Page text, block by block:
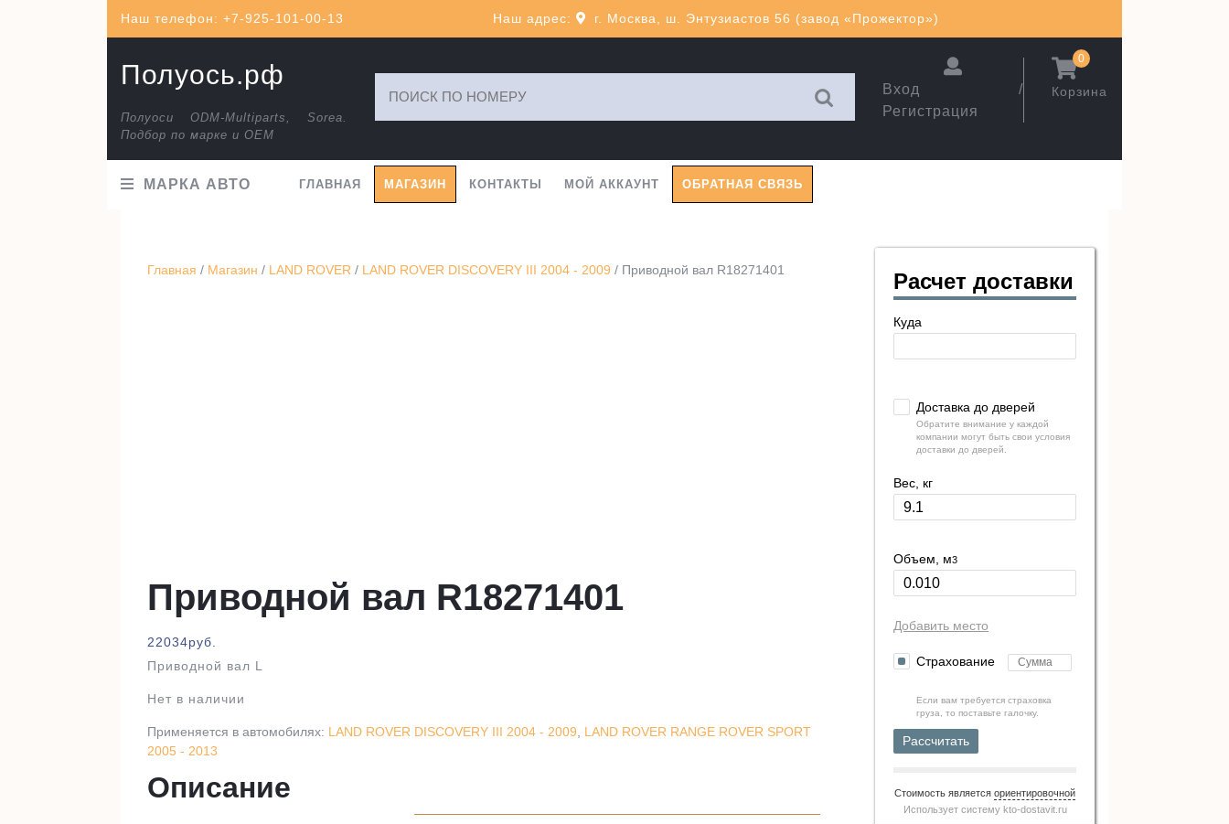
Наш телефон: +7-925-101-00-13 Наш адрес: г. Москва, ш. Энтузиастов 56 (завод «Прожектор»)
Полуось.рф
Полуоси ODM-Multiparts, Sorea.
Подбор по марке и ОЕМ
Вход /
Регистрация
Корзина
0
МАРКА АВТО ГЛАВНАЯ МАГАЗИН КОНТАКТЫ МОЙ АККАУНТ ОБРАТНАЯ СВЯЗЬ
Главная / Магазин / LAND ROVER / LAND ROVER DISCOVERY III 2004 - 2009 / Приводной вал R18271401
Приводной вал R18271401
22034руб.
Приводной вал L
Нет в наличии
Применяется в автомобилях: LAND ROVER DISCOVERY III 2004 - 2009, LAND ROVER RANGE ROVER SPORT
2005 - 2013
Описание
Расчет доставки
Куда
Доставка до дверей
Обратите внимание у каждой
компании могут быть свои условия
доставки до дверей.
Вес, кг
Объем, м3
Добавить место
Страхование
Если вам требуется страховка
груза, то поставьте галочку.
Рассчитать
Стоимость является ориентировочной
Использует систему kto-dostavit.ru